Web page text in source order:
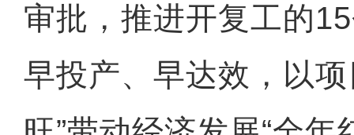
审批，推进开复工的
早投产、早达效，以